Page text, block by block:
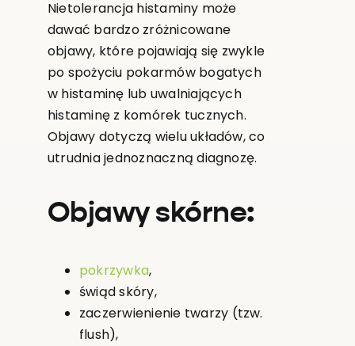
Nietolerancja histaminy może
dawać bardzo zróżnicowane
objawy, które pojawiają się zwykle
po spożyciu pokarmów bogatych
w histaminę lub uwalniających
histaminę z komórek tucznych.
Objawy dotyczą wielu układów, co
utrudnia jednoznaczną diagnozę.
Objawy skórne:
pokrzywka,
świąd skóry,
zaczerwienienie twarzy (tzw.
flush),